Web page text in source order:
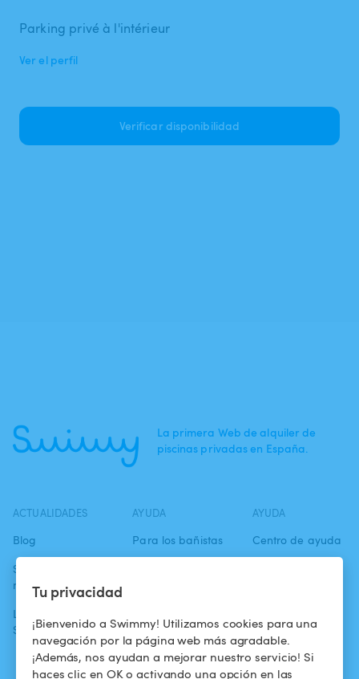
Tu privacidad
¡Bienvenido a Swimmy! Utilizamos cookies para una
navegación por la página web más agradable.
¡Además, nos ayudan a mejorar nuestro servicio! Si
haces clic en OK o activando una opción en las
Parking privé à l'intérieur
Ver el perfil
Verificar disponibilidad
La primera Web de alquiler de
piscinas privadas en España.
ACTUALIDADES
Blog
Swimmy en los
medios
La aventura
Swimmy
AYUDA
Para los bañistas
piscina
¿Cómo funciona?
AYUDA
Centro de ayuda
confidencialidad
Aviso legal